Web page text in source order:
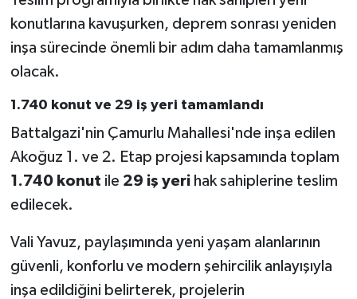
konutlarına kavuşurken, deprem sonrası yeniden
inşa sürecinde önemli bir adım daha tamamlanmış
olacak.
1.740 konut ve 29 iş yeri tamamlandı
Battalgazi'nin Çamurlu Mahallesi'nde inşa edilen
Akoğuz 1. ve 2. Etap projesi kapsamında toplam
1.740 konut ile 29 iş yerihak sahiplerine teslim
edilecek.
Vali Yavuz, paylaşımında yeni yaşam alanlarının
güvenli, konforlu ve modern şehircilik anlayışıyla
inşa edildiğini belirterek, projelerin